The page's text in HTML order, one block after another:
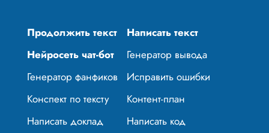
Продолжить текст
Написать текст
Нейросеть чат-бот
Генератор вывода
Генератор фанфиков
Исправить ошибки
Конспект по тексту
Контент-план
Написать доклад
Написать код